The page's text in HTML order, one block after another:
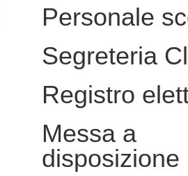
Personale
Segreteria
Registro
Messa a
disposizione